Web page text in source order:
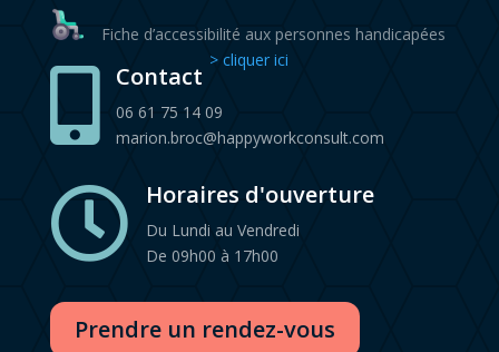
Fiche d’accessibilité aux personnes handicapées
> cliquer ici
 Contact
06 61 75 14 09
marion.broc@happyworkconsult.com
 Horaires d'ouverture
Du Lundi au Vendredi
De 09h00 à 17h00
Prendre un rendez-vous